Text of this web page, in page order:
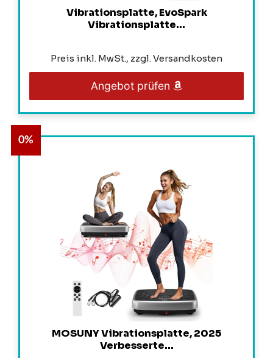
Vibrationsplatte, EvoSpark
Vibrationsplatte...
Preis inkl. MwSt., zzgl. Versandkosten
Angebot prüfen
0%
MOSUNY Vibrationsplatte, 2025
Verbesserte...